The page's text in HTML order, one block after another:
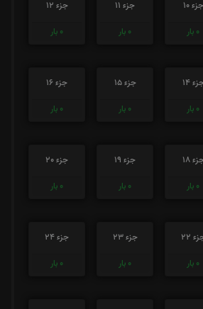
جزء 10
0 بار
جزء 11
0 بار
جزء 12
0 بار
14
0 بار
جزء 15
0 بار
جزء 16
0 بار
18
0 بار
جزء 19
0 بار
جزء 20
0 بار
22
0 بار
جزء 23
0 بار
جزء 24
0 بار